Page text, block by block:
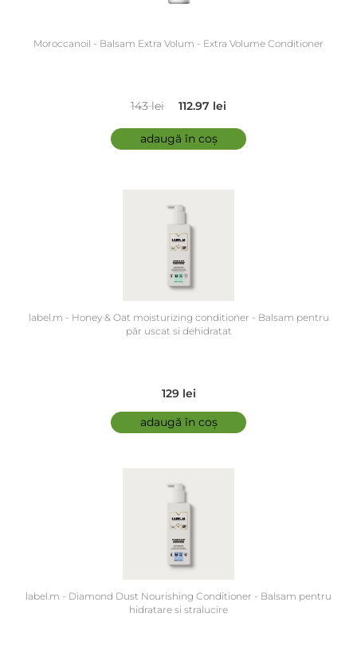
Moroccanoil - Balsam Extra Volum - Extra Volume Conditioner
143 lei 112.97 lei
adaugă în coș
label.m - Honey & Oat moisturizing conditioner - Balsam pentru
păr uscat si dehidratat
129 lei
adaugă în coș
label.m - Diamond Dust Nourishing Conditioner - Balsam pentru
hidratare si stralucire